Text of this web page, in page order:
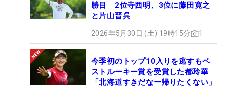
勝目 2位寺西明、3位に藤田寛之
と片山晋呉
2026年5月30日 (土) 19時15分 1
今季初のトップ10入りを逃すもベ
ストルーキー賞を受賞した都玲華
「北海道すきだなー帰りたくない」